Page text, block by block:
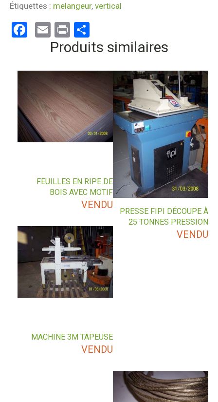
Étiquettes : melangeur, vertical
Facebook
Email
Print
Produits similaires
PRESSE FIPI DÉCOUPE À
25 TONNES PRESSION
VENDU
FEUILLES EN RIPE DE
BOIS AVEC MOTIF
VENDU
MACHINE 3M TAPEUSE
VENDU